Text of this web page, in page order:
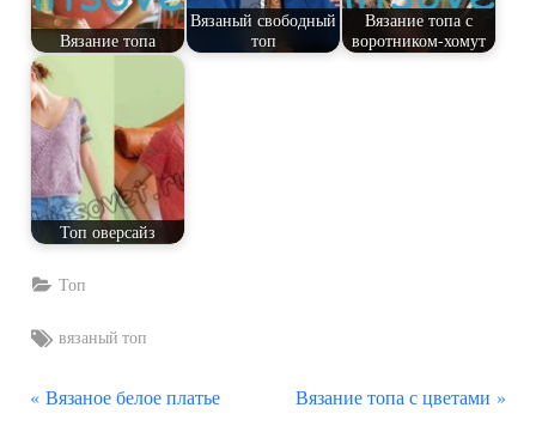
Вязание топа
Вязаный свободный
топ
Вязание топа с
воротником-хомут
Топ оверсайз
Топ
Tags:
вязаный топ
Навигация
П
Вязаное белое платье
С
Вязание топа с цветами